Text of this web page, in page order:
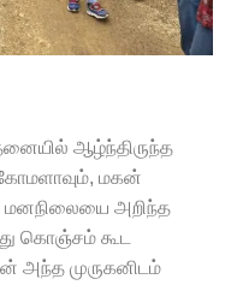
ஆழ்ந்திருந்த
மகன்
மனநிலையை அறிந்த
கொஞ்சம் கூட
அந்த முருகனிடம்